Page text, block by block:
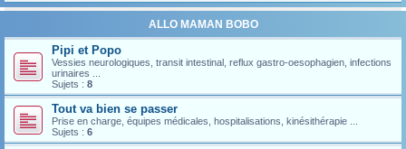
ALLO MAMAN BOBO
Pipi et Popo
Vessies neurologiques, transit intestinal, reflux gastro-oesophagien, infections
urinaires ...
Sujets : 8
Tout va bien se passer
Prise en charge, équipes médicales, hospitalisations, kinésithérapie ...
Sujets : 6